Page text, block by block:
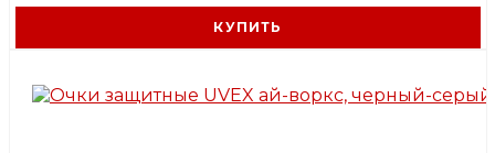
КУПИТЬ